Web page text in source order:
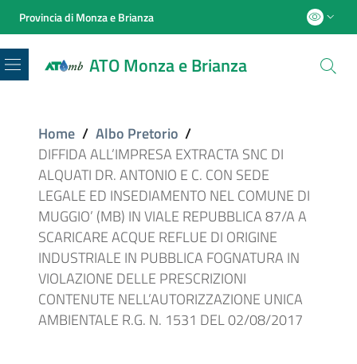
Provincia di Monza e Brianza
ATO Monza e Brianza
Menu
Home / Albo Pretorio /
DIFFIDA ALL’IMPRESA EXTRACTA SNC DI
ALQUATI DR. ANTONIO E C. CON SEDE
LEGALE ED INSEDIAMENTO NEL COMUNE DI
MUGGIO’ (MB) IN VIALE REPUBBLICA 87/A A
SCARICARE ACQUE REFLUE DI ORIGINE
INDUSTRIALE IN PUBBLICA FOGNATURA IN
VIOLAZIONE DELLE PRESCRIZIONI
CONTENUTE NELL’AUTORIZZAZIONE UNICA
AMBIENTALE R.G. N. 1531 DEL 02/08/2017